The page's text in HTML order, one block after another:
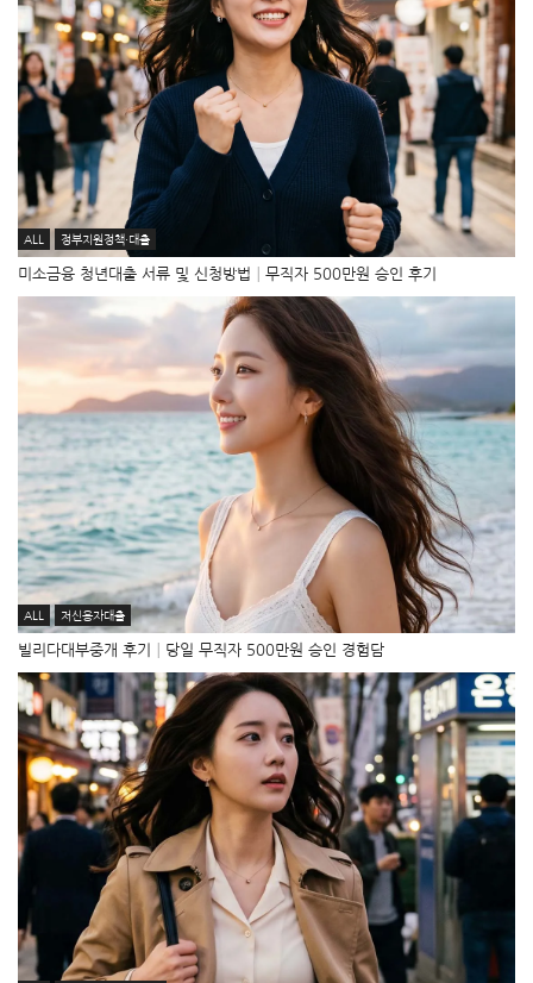
ALL 정부지원정책·대출
미소금융 청년대출 서류 및 신청방법│무직자 500만원 승인 후기
ALL 저신용자대출
빌리다대부중개 후기│당일 무직자 500만원 승인 경험담